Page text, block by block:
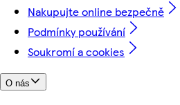
Nakupujte online bezpečně
Podmínky používání
Soukromí a cookies
O nás